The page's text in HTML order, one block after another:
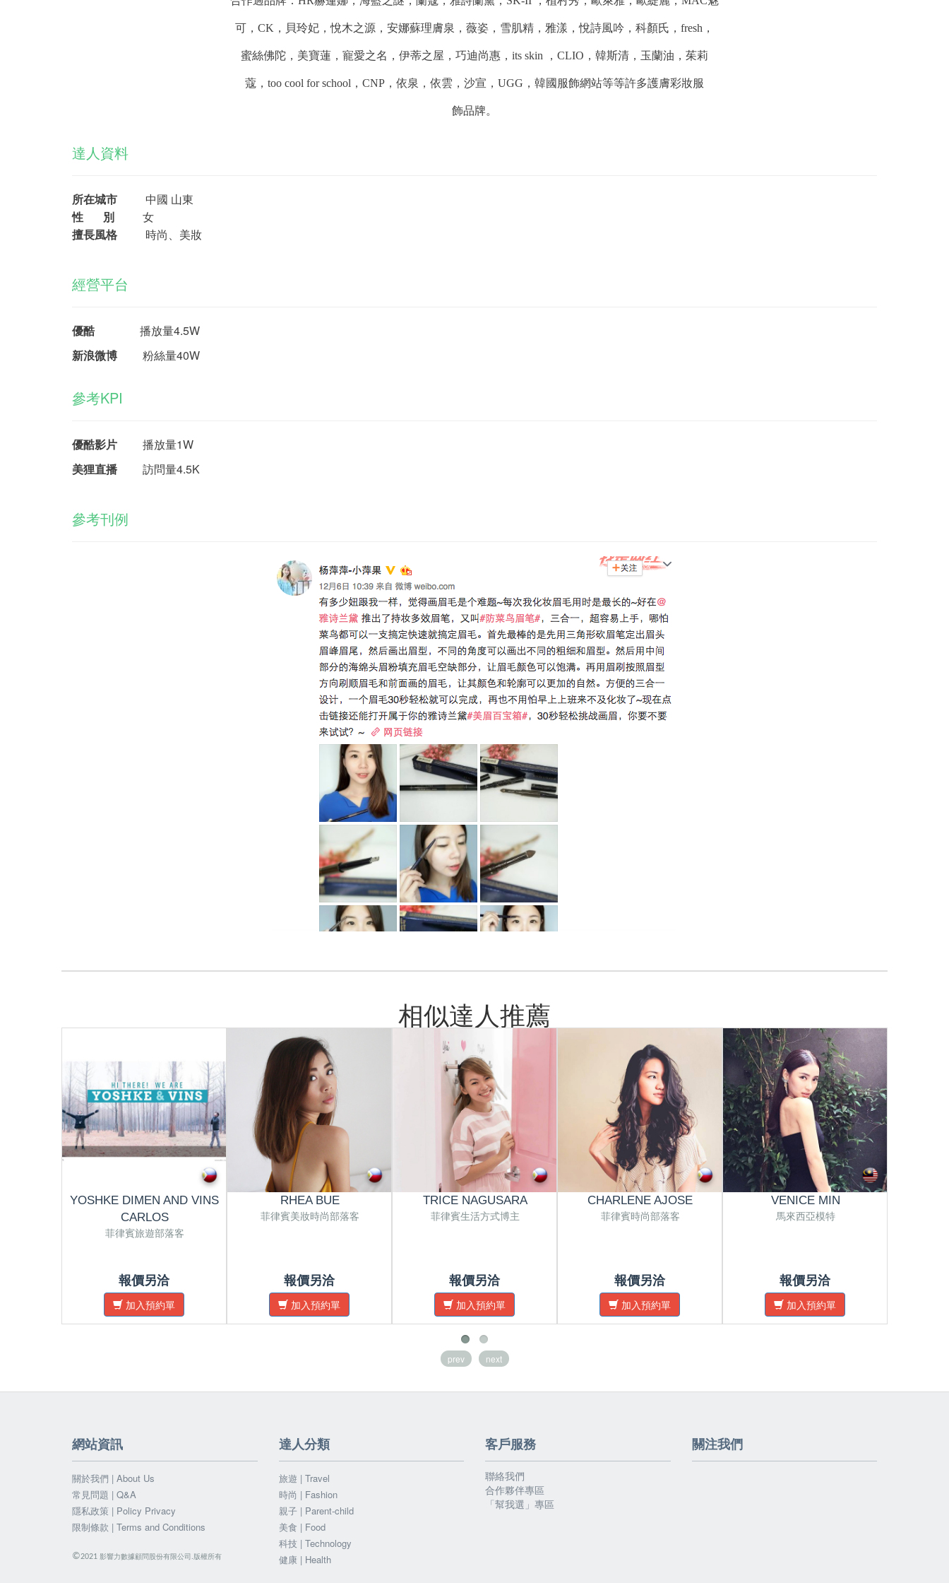
可，CK，貝玲妃，悅木之源，安娜蘇理膚泉，薇姿，雪肌精，雅漾，悅詩風吟，科顏氏，fresh，
蜜絲佛陀，美寶蓮，寵愛之名，伊蒂之屋，巧迪尚惠，its skin ，CLIO，韓斯清，玉蘭油，茱莉
蔻，too cool for school，CNP，依泉，依雲，沙宣，UGG，韓國服飾網站等等許多護膚彩妝服
飾品牌。
達人資料
所在城市 中國 山東
性 別 女
擅長風格 時尚、美妝
經營平台
優酷播放量4.5W
新浪微博 粉絲量40W
參考KPI
優酷影片 播放量1W
美狸直播 訪問量4.5K
參考刊例
相似達人推薦
YOSHKE DIMEN AND VINS
CARLOS
菲律賓旅遊部落客
報價另洽
加入預約單
RHEA BUE
菲律賓美妝時尚部落客
報價另洽
加入預約單
TRICE NAGUSARA
菲律賓生活方式博主
報價另洽
加入預約單
CHARLENE AJOSE
菲律賓時尚部落客
報價另洽
加入預約單
VENICE MIN
馬來西亞模特
報價另洽
加入預約單
prev next
網站資訊
關於我們 | About Us
常見問題 | Q&A
隱私政策 | Policy Privacy
限制條款 | Terms and Conditions
©2021 影響力數據顧問股份有限公司.版權所有
達人分類
旅遊 | Travel
時尚 | Fashion
親子 | Parent-child
美食 | Food
科技 | Technology
健康 | Health
客戶服務
聯絡我們
合作夥伴專區
「幫我選」專區
關注我們